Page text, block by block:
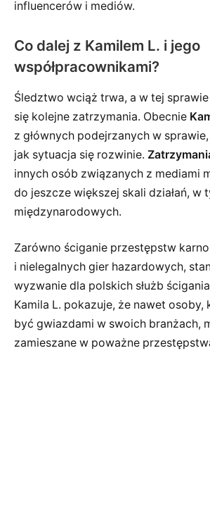
influencerów i mediów.
Co dalej z Kamilem L. i jego
współpracownikami?
Śledztwo wciąż trwa, a w tej
się kolejne zatrzymania. Obecnie
z głównych podejrzanych w
jak sytuacja się rozwinie.
innych osób związanych z mediami
do jeszcze większej skali działań, w
międzynarodowych.
Zarówno ściganie przestępstw
i nielegalnych gier hazardowych,
wyzwanie dla polskich służb
Kamila L. pokazuje, że nawet osoby,
być gwiazdami w swoich branżach,
zamieszane w poważne